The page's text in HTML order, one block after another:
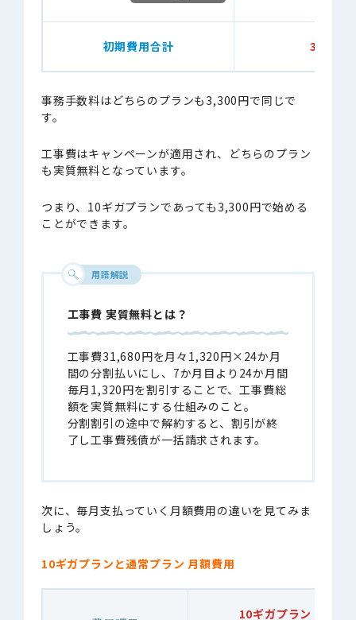
初期費用合計 3,300円
事務手数料はどちらのプランも3,300円で同じで
す。
工事費はキャンペーンが適用され、どちらのプラン
も実質無料となっています。
つまり、10ギガプランであっても3,300円で始める
ことができます。
用語解説
工事費 実質無料とは？
工事費31,680円を月々1,320円×24か月
間の分割払いにし、7か月目より24か月間
毎月1,320円を割引することで、工事費総
額を実質無料にする仕組みのこと。
分割割引の途中で解約すると、割引が終
了し工事費残債が一括請求されます。
次に、毎月支払っていく月額費用の違いを見てみま
しょう。
10ギガプランと通常プラン 月額費用
10ギガプラン